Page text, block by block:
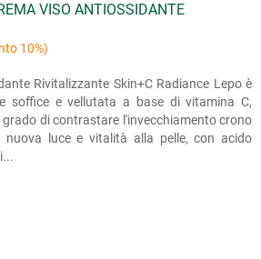
VISO ANTIOSSIDANTE
10%)
Rivitalizzante Skin+C Radiance Lepo è
soffice e vellutata a base di vitamina C,
di contrastare l'invecchiamento crono
luce e vitalità alla pelle, con acido